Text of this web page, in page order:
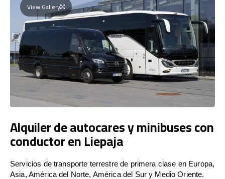
View Gallery
Alquiler de autocares y minibuses con
conductor en Liepaja
Servicios de transporte terrestre de primera clase en Europa,
Asia, América del Norte, América del Sur y Medio Oriente.